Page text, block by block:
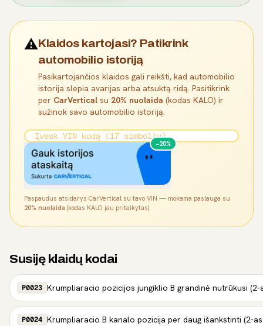
⚠️Klaidos kartojasi? Patikrink
automobilio istoriją
Pasikartojančios klaidos gali reikšti, kad automobilio
istorija slepia avarijas arba atsuktą ridą. Pasitikrink
per CarVertical su 20% nuolaida (kodas KALO) ir
sužinok savo automobilio istoriją.
−20%
Paspaudus atsidarys CarVertical su tavo VIN — mokama paslauga su
20% nuolaida (kodas KALO jau pritaikytas).
Susiję klaidų kodai
P0023 Krumpliaracio pozicijos jungiklio B grandinė nutrūkusi (2-
P0024 Krumpliaracio B kanalo pozicija per daug išankstinti (2-